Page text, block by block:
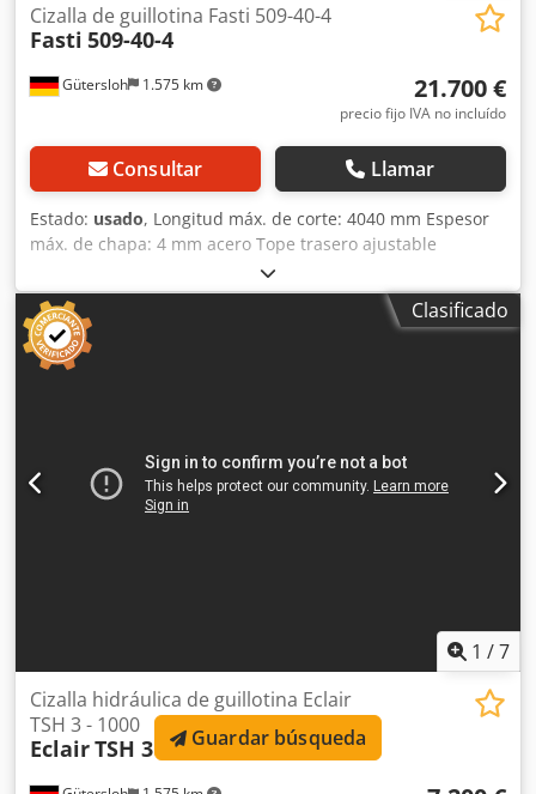
Gütersloh 1.575 km
Cizalla de guillotina Fasti 509-40-4
Fasti 509-40-4
21.700 €
precio fijo IVA no incluído
Consultar Llamar
Estado: usado, Longitud máx. de corte: 4040 mm Espesor
máx. de chapa: 4 mm acero Tope trasero ajustable
motorizado con indicador digital hasta 1000 mm Cjdpfxew
Hygdj Apteha Sujeción neumática de chapa Tope lateral y
extensiones de mesa Limitador de longitud de corte
Iluminación de la línea de corte Cuchillas afiladas Peso
aprox. 7500 kg
Clasificado
1 /7
Cizalla hidráulica de guillotina Eclair
TSH 3 - 1000
EclairTSH 3 - 1000Guardar búsqueda